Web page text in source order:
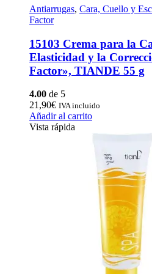
Antiarrugas, Cara, Cuello y
Factor
15103 Crema para la
Elasticidad y la
Factor», TIANDE 55 g
4.00 de 5
21,90€ IVA incluido
Añadir al carrito
Vista rápida